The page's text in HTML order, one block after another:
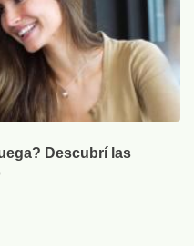
Descubrí las